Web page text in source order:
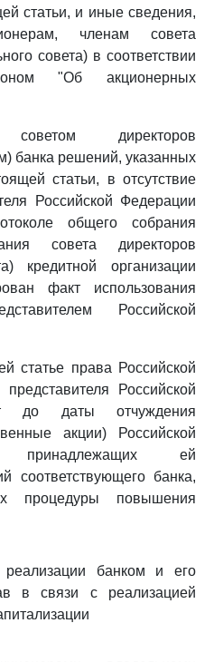
статьи, и иные сведения,
членам совета
совета) в соответствии
"Об акционерных
директоров
банка решений, указанных
статьи, в отсутствие
Российской Федерации
общего собрания
совета директоров
кредитной организации
факт использования
Российской
статье права Российской
Российской
до даты отчуждения
акции) Российской
принадлежащих ей
соответствующего банка,
процедуры повышения
банком и его
в связи с реализацией